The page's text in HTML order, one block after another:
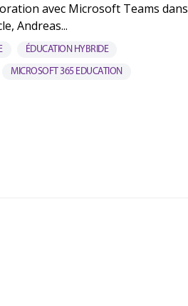
avec Microsoft Teams dans
Andreas...
ÉDUCATION HYBRIDE
MICROSOFT 365 EDUCATION